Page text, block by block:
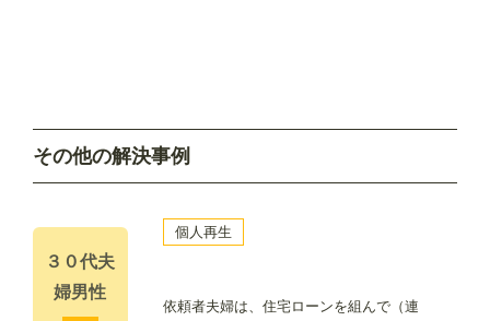
その他の解決事例
３０代夫
婦男性
個人再生
依頼者夫婦は、住宅ローンを組んで（連